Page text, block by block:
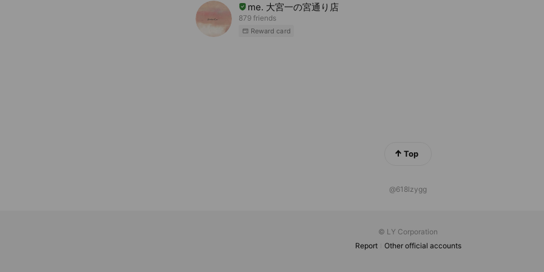
me. 大宮一の宮通り店
879 friends
Reward card
Top
@618lzygg
© LY Corporation
Report
Other official accounts